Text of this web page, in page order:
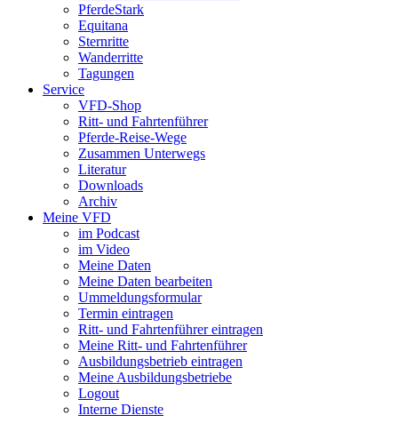
PferdeStark
Equitana
Sternritte
Wanderritte
Tagungen
Service
VFD-Shop
Ritt- und Fahrtenführer
Pferde-Reise-Wege
Zusammen Unterwegs
Literatur
Downloads
Archiv
Meine VFD
im Podcast
im Video
Meine Daten
Meine Daten bearbeiten
Ummeldungsformular
Termin eintragen
Ritt- und Fahrtenführer eintragen
Meine Ritt- und Fahrtenführer
Ausbildungsbetrieb eintragen
Meine Ausbildungsbetriebe
Logout
Interne Dienste